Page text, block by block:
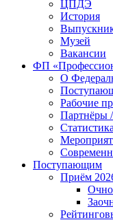
ЦПДЭ
История
Музей
Вакансии
ФП
О
Рабочие
Партнёры /
Статистика
Поступающим
Приём